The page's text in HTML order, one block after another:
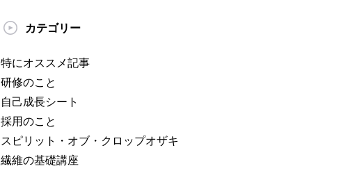
カテゴリー
特にオススメ記事
研修のこと
自己成長シート
採用のこと
スピリット・オブ・クロップオザキ
繊維の基礎講座